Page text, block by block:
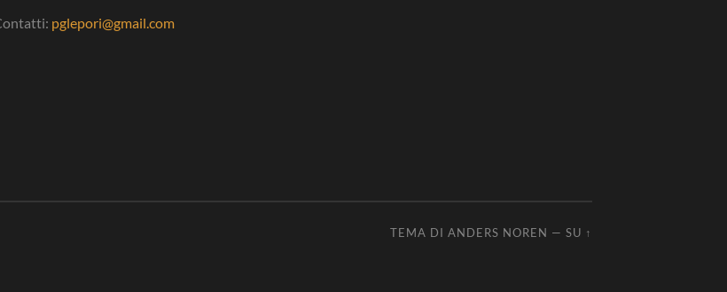
pglepori@gmail.com
TEMA DI ANDERS NOREN — SU ↑